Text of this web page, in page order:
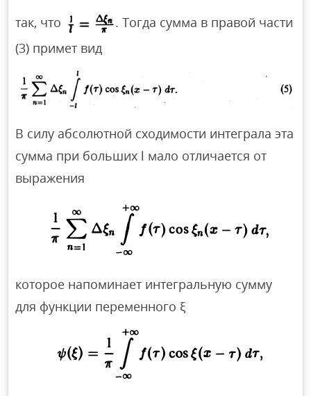
так, что
. Тогда сумма в правой части
(3) примет вид
В силу абсолютной сходимости интеграла эта
сумма при больших l мало отличается от
выражения
которое напоминает интегральную сумму
для функции переменного ξ